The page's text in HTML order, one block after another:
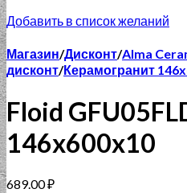
Добавить в список желаний
Магазин/Дисконт/Alma
дисконт/Керамогранит
Floid
146x600x10
689.00₽